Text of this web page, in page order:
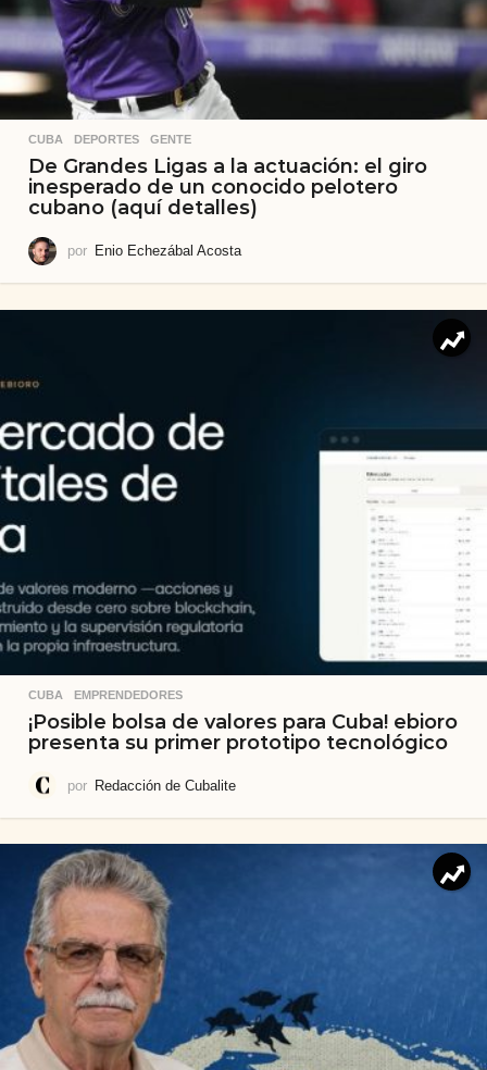
CUBA ,DEPORTES ,GENTE
De Grandes Ligas a la actuación: el giro
inesperado de un conocido pelotero
cubano (aquí detalles)
por Enio Echezábal Acosta
CUBA ,EMPRENDEDORES
¡Posible bolsa de valores para Cuba! ebioro
presenta su primer prototipo tecnológico
por Redacción de Cubalite